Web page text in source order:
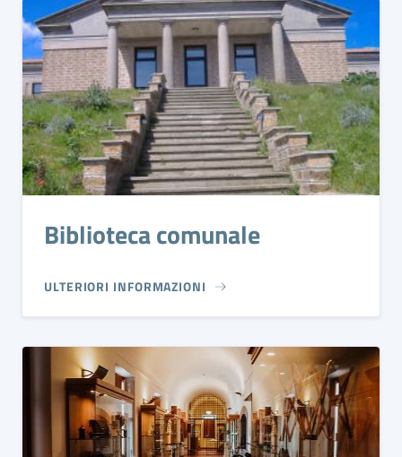
Biblioteca comunale
ULTERIORI INFORMAZIONI